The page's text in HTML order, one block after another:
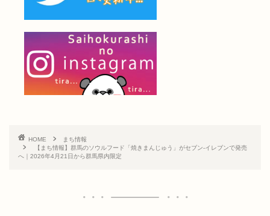
HOME
まち情報
【まち情報】群馬のソウルフード「焼きまんじゅう」がセブン-イレブンで発売
へ｜2026年4月21日から群馬県内限定